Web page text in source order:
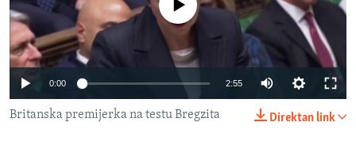
ISPRIČAJ MI
DNEVNO@RSE
SPECIJALI RSE
VIŠE OD NASLOVA
GENOCID U SREBRENICI
PRATITE NAS
No media source currently available
0:00 2:55
Direktan link
Britanska premijerka na testu Bregzita